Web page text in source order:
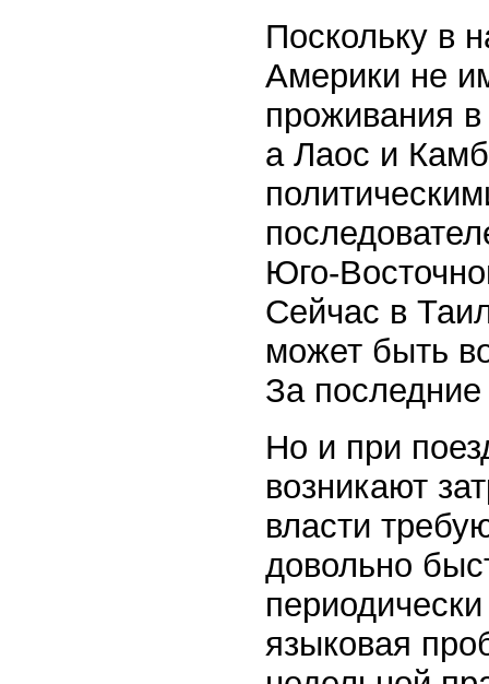
Поскольку в
Америки не
проживания
а Лаос и
Юго-
Сейчас в
может быть
За последние
Но и при
возникают
власти
довольно
языковая